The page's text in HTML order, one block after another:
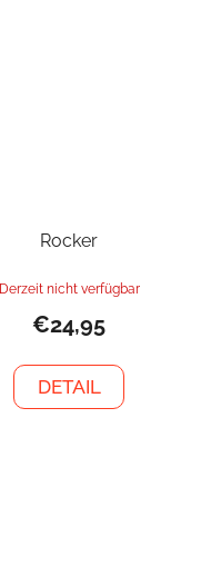
Rocker
Derzeit nicht verfügbar
€24,95
DETAIL